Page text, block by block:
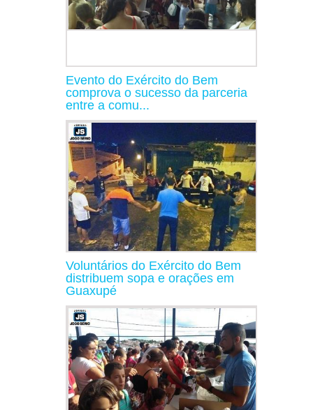
Evento do Exército do Bem
comprova o sucesso da parceria
entre a comu...
Voluntários do Exército do Bem
distribuem sopa e orações em
Guaxupé